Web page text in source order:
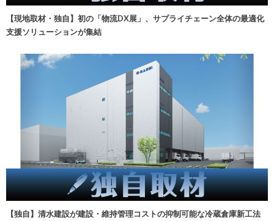
【現地取材・独自】初の「物流DX展」、サプライチェーン全体の最適化
支援ソリューションが集結
【独自】清水建設が建設・維持管理コストの抑制可能な冷蔵倉庫新工法